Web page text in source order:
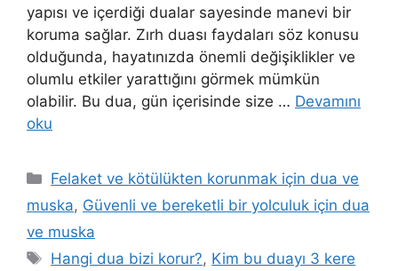
yapısı ve içerdiği dualar sayesinde manevi bir
koruma sağlar. Zırh duası faydaları söz konusu
olduğunda, hayatınızda önemli değişiklikler ve
olumlu etkiler yarattığını görmek mümkün
olabilir. Bu dua, gün içerisinde size … Devamını
oku
Felaket ve kötülükten korunmak için dua ve
muska, Güvenli ve bereketli bir yolculuk için dua
ve muska
Hangi dua bizi korur?, Kim bu duayı 3 kere